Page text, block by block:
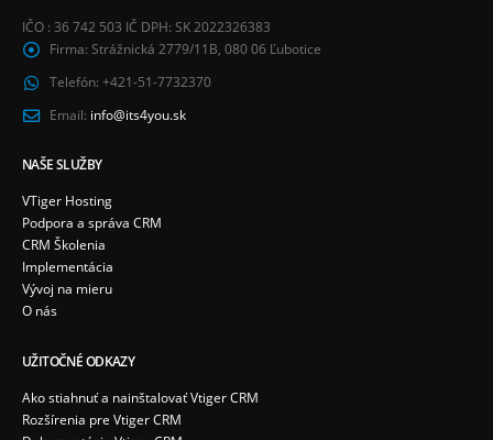
IČO : 36 742 503 IČ DPH: SK 2022326383
Firma: Strážnická 2779/11B, 080 06 Ľubotice
Telefón: +421-51-7732370
Email: info@its4you.sk
NAŠE SLUŽBY
VTiger Hosting
Podpora a správa CRM
CRM Školenia
Implementácia
Vývoj na mieru
O nás
UŽITOČNÉ ODKAZY
Ako stiahnuť a nainštalovať Vtiger CRM
Rozšírenia pre Vtiger CRM